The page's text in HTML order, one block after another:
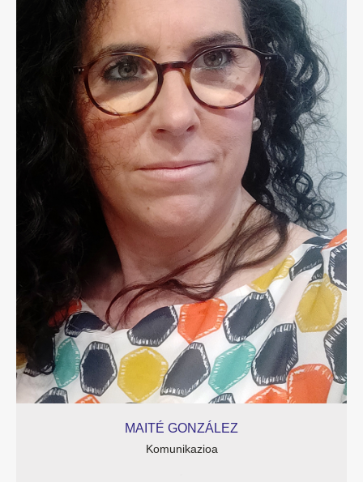
MAITÉ GONZÁLEZ
Komunikazioa